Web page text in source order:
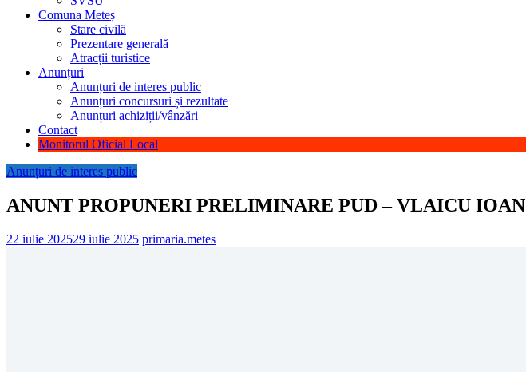
Comuna Meteș
Stare civilă
Prezentare generală
Atracții turistice
Anunțuri
Anunțuri de interes public
Anunțuri concursuri și rezultate
Anunțuri achiziții/vânzări
Contact
Monitorul Oficial Local
Anunțuri de interes public
ANUNT PROPUNERI PRELIMINARE PUD – VLAICU IOAN
22 iulie 202529 iulie 2025 primaria.metes